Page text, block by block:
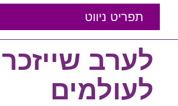
תפריט ניווט
אמנת השירות
נבחרת המומלצים שלנו
טיפים לחתונה
לערב שייזכר
לעולמים